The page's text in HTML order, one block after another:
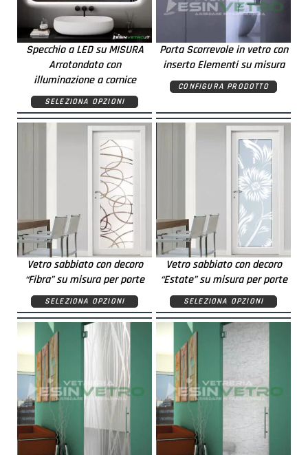
Specchio a LED su MISURA
Arrotondato con
illuminazione a cornice
SELEZIONA OPZIONI
Porta Scorrevole in vetro con
inserto Elementi su misura
CONFIGURA PRODOTTO
Vetro sabbiato con decoro
“Fibra” su misura per porte
SELEZIONA OPZIONI
Vetro sabbiato con decoro
“Estate” su misura per porte
SELEZIONA OPZIONI